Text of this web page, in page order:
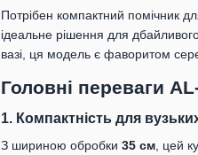
Потрібен компактний помічник
ідеальне рішення для
вазі, ця модель є фаворитом
Головні переваги
1. Компактність для
З шириною обробки 35 см, цей